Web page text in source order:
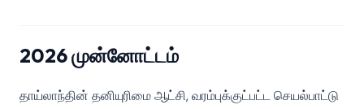
2026 முன்னோட்டம்
தாய்லாந்தின் தனியுரிமை ஆட்சி, வரம்புக்குட்பட்ட செயல்பாட்டு